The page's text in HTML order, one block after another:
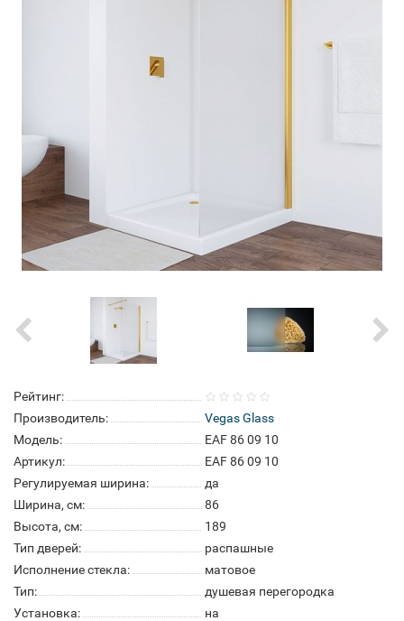
Рейтинг:
Производитель:
Vegas Glass
Модель:
EAF 86 09 10
Артикул:
EAF 86 09 10
Регулируемая ширина:
да
Ширина, см:
86
Высота, см:
189
Тип дверей:
распашные
Исполнение стекла:
матовое
Тип:
душевая перегородка
Установка:
на